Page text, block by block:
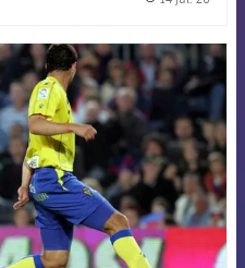
FCB Barcelona badge